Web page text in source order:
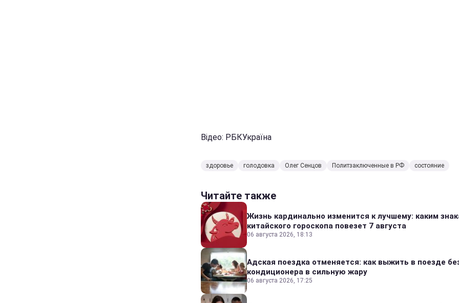
Відео: РБКУкраїна
здоровье голодовка Олег Сенцов Политзаключенные в РФ состояние
Читайте также
Жизнь кардинально изменится к лучшему: каким
китайского гороскопа повезет 7 августа
06 августа 2026, 18:13
Адская поездка отменяется: как выжить в поезде
кондиционера в сильную жару
06 августа 2026, 17:25